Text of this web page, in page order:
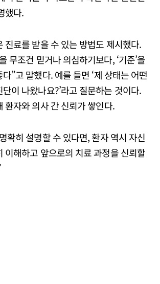
했다.
진료를 받을 수 있는 방법도 제시했다.
무조건 믿거나 의심하기보다, ‘기준’을
”고 말했다. 예를 들면 ‘제 상태는 어떤
이 나왔나요?’라고 질문하는 것이다.
환자와 의사 간 신뢰가 쌓인다.
확히 설명할 수 있다면, 환자 역시 자신
이해하고 앞으로의 치료 과정을 신뢰할